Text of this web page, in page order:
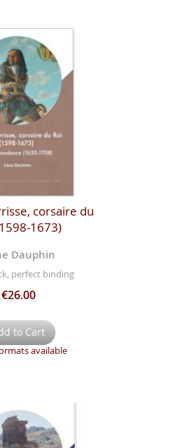
corsaire du
1673)
Dauphin
perfect binding
€26.00
to Cart
available